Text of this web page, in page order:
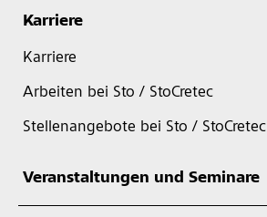
Karriere
Karriere
Arbeiten bei Sto / StoCretec
Stellenangebote bei Sto / StoCretec
Veranstaltungen und Seminare